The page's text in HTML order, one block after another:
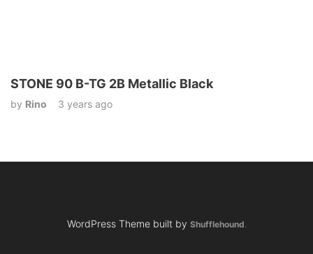
STONE 90 B-TG 2B Metallic Black
by Rino 3 years ago
WordPress Theme built by Shufflehound